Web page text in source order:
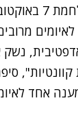
"אחד
קוונטיות",
אחד